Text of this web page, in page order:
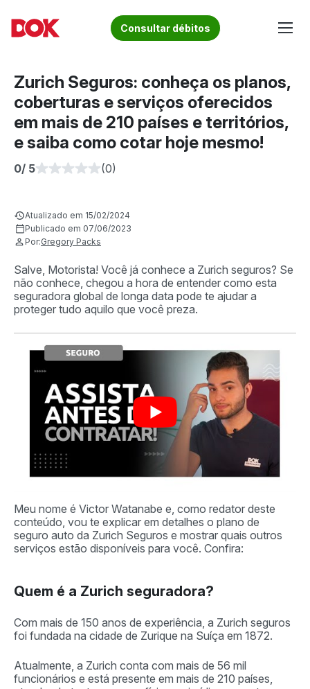
content
Acesse o Blog e conheça todos os nossos artigos | DOK
Fique por dentro de artigos sobre o trânsito brasileiro!
Conheça informações sobre licenciamento, ipva, multas e
Consultar débitos
Zurich Seguros: conheça os planos,
coberturas e serviços oferecidos
em mais de 210 países e territórios,
e saiba como cotar hoje mesmo!
0/ 5 (0)
Atualizado em 15/02/2024
Publicado em 07/06/2023
Por:Gregory Packs
Salve, Motorista! Você já conhece a Zurich seguros? Se
não conhece, chegou a hora de entender como esta
seguradora global de longa data pode te ajudar a
proteger tudo aquilo que você preza.
Meu nome é Victor Watanabe e, como redator deste
conteúdo, vou te explicar em detalhes o plano de
seguro auto da Zurich Seguros e mostrar quais outros
serviços estão disponíveis para você. Confira:
Quem é a Zurich seguradora?
Com mais de 150 anos de experiência, a Zurich seguros
foi fundada na cidade de Zurique na Suíça em 1872.
Atualmente, a Zurich conta com mais de 56 mil
funcionários e está presente em mais de 210 países,